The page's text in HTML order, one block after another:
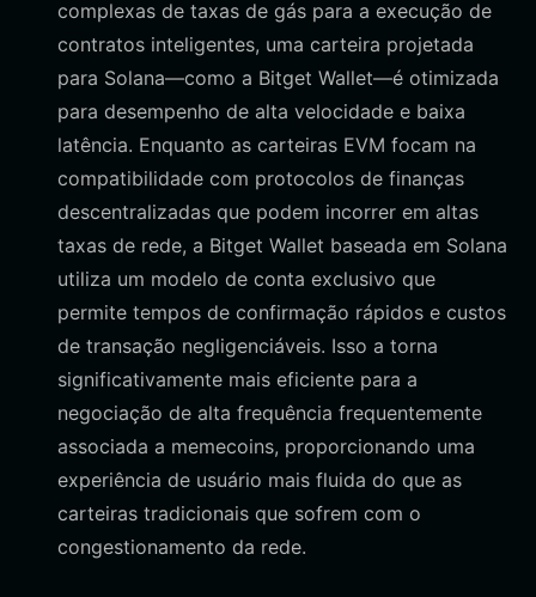
complexas de taxas de gás para a execução de
contratos inteligentes, uma carteira projetada
para Solana—como a Bitget Wallet—é otimizada
para desempenho de alta velocidade e baixa
latência. Enquanto as carteiras EVM focam na
compatibilidade com protocolos de finanças
descentralizadas que podem incorrer em altas
taxas de rede, a Bitget Wallet baseada em Solana
utiliza um modelo de conta exclusivo que
permite tempos de confirmação rápidos e custos
de transação negligenciáveis. Isso a torna
significativamente mais eficiente para a
negociação de alta frequência frequentemente
associada a memecoins, proporcionando uma
experiência de usuário mais fluida do que as
carteiras tradicionais que sofrem com o
congestionamento da rede.